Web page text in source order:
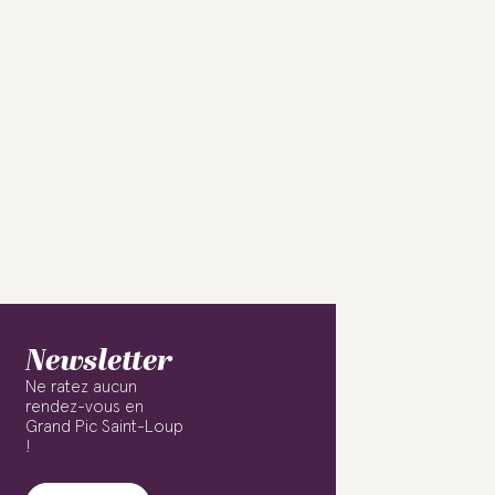
Newsletter
Ne ratez aucun
rendez-vous en
Grand Pic Saint-Loup
!